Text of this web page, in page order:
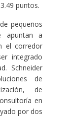
puntos.
pequeños
apuntan a
el corredor
integrado
Schneider
de
de
en
por dos